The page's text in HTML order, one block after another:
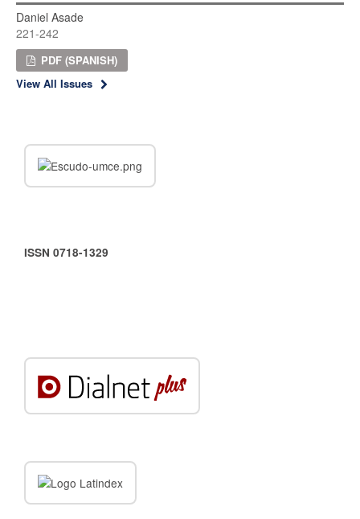
Daniel Asade
221-242
PDF (SPANISH)
View All Issues
ISSN 0718-1329